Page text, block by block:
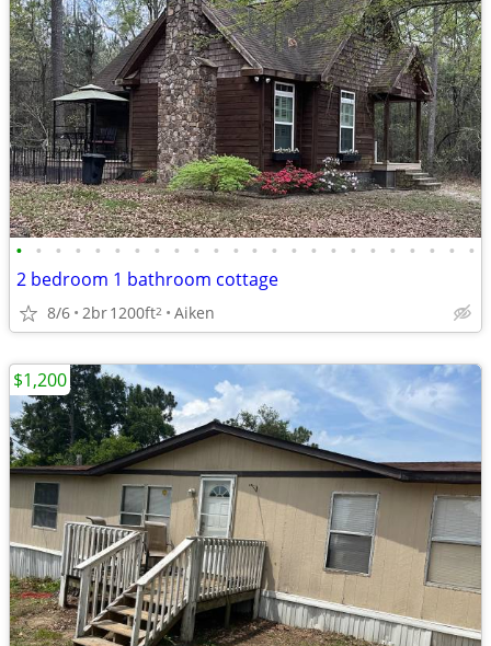
• • • • • • • • • • • • • • • • • • • • • • • •
2 bedroom 1 bathroom cottage
8/6 2br1200ft2 Aiken
$1,200